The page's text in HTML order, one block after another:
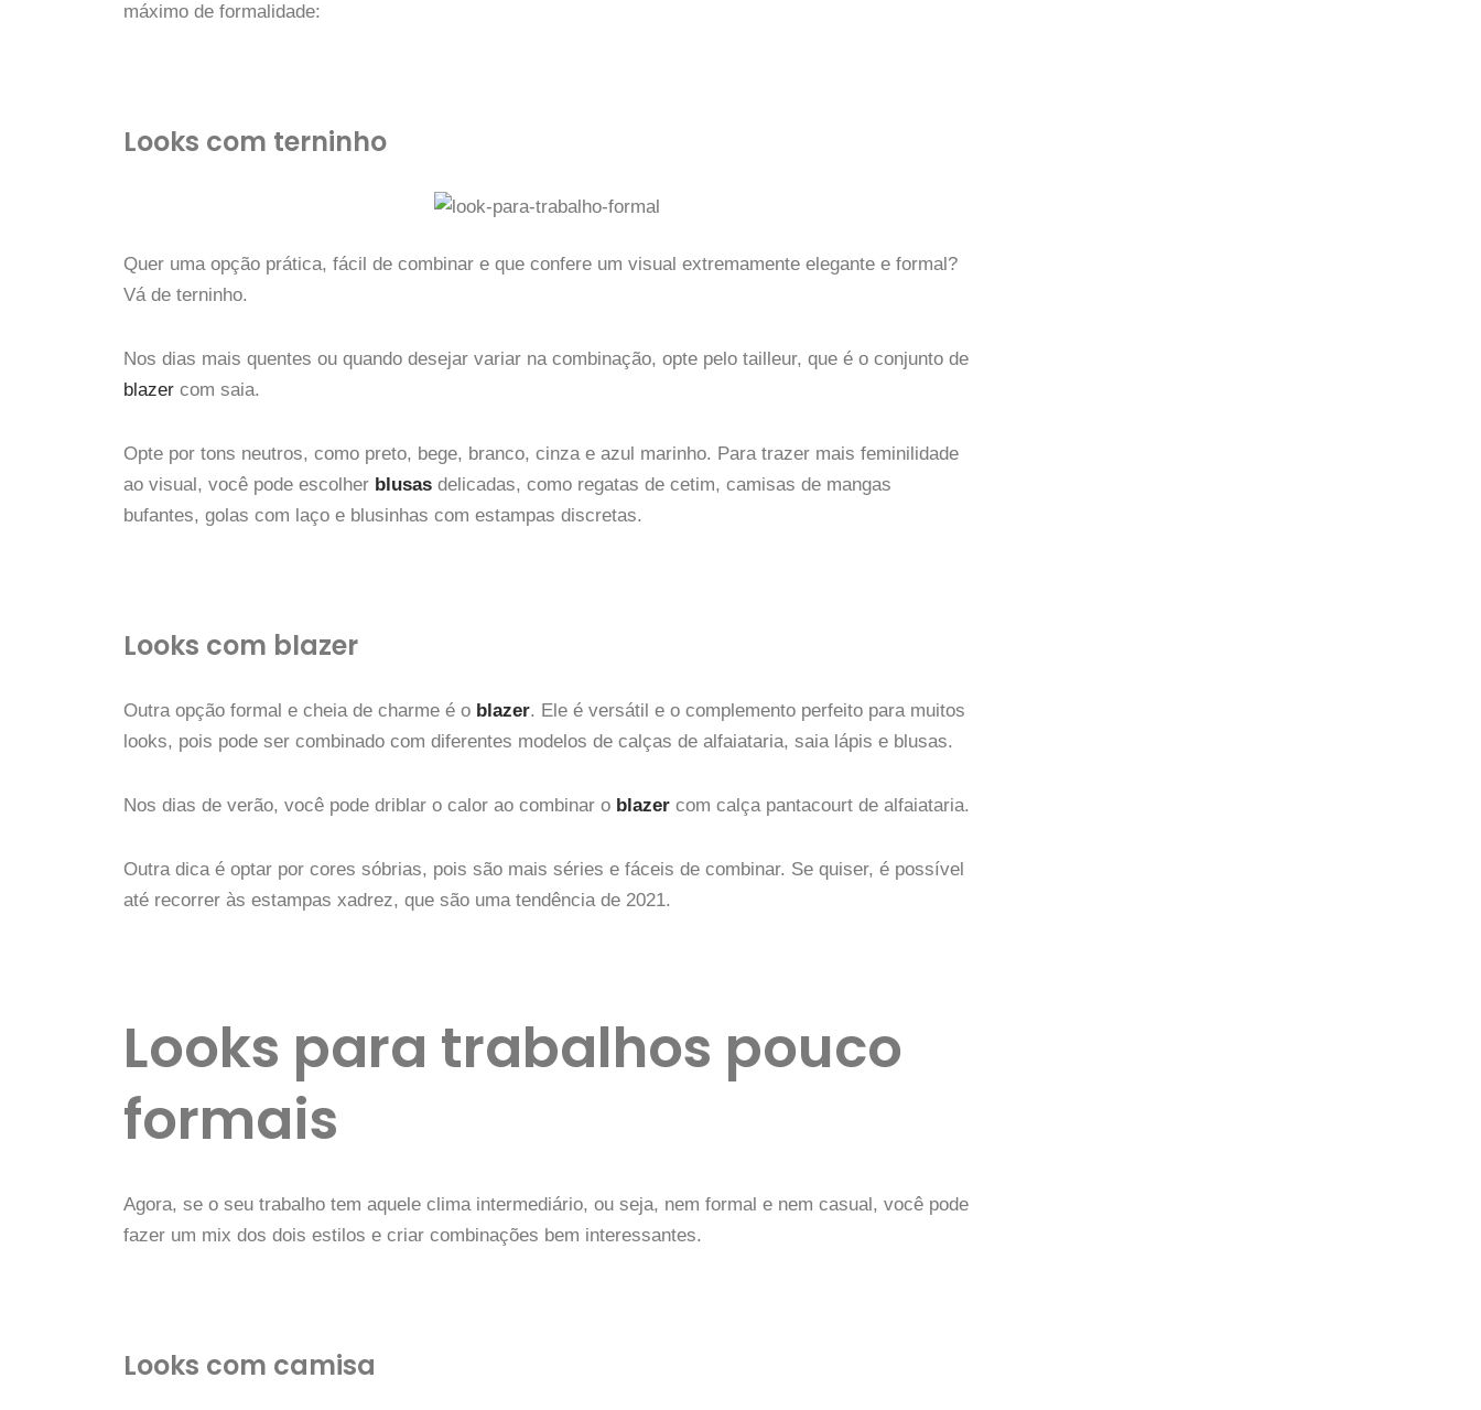
máximo de formalidade:
Looks com terninho
Quer uma opção prática, fácil de combinar e que confere um visual extremamente elegante e formal?
Vá de terninho.
Nos dias mais quentes ou quando desejar variar na combinação, opte pelo tailleur, que é o conjunto de
blazer com saia.
Opte por tons neutros, como preto, bege, branco, cinza e azul marinho. Para trazer mais feminilidade
ao visual, você pode escolher blusas delicadas, como regatas de cetim, camisas de mangas
bufantes, golas com laço e blusinhas com estampas discretas.
Looks com blazer
Outra opção formal e cheia de charme é o blazer. Ele é versátil e o complemento perfeito para muitos
looks, pois pode ser combinado com diferentes modelos de calças de alfaiataria, saia lápis e blusas.
Nos dias de verão, você pode driblar o calor ao combinar o blazer com calça pantacourt de alfaiataria.
Outra dica é optar por cores sóbrias, pois são mais séries e fáceis de combinar. Se quiser, é possível
até recorrer às estampas xadrez, que são uma tendência de 2021.
Looks para trabalhos pouco
formais
Agora, se o seu trabalho tem aquele clima intermediário, ou seja, nem formal e nem casual, você pode
fazer um mix dos dois estilos e criar combinações bem interessantes.
Looks com camisa